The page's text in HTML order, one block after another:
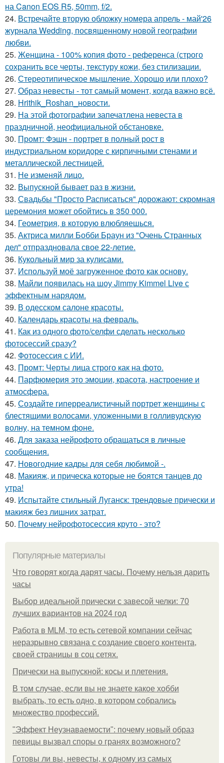
на Canon EOS R5, 50mm, f/2.
24. Встречайте вторую обложку номера апрель - май'26
журнала Wedding, посвященному новой географии
любви.
25. Женщина - 100% копия фото - референса (строго
сохранить все черты, текстуру кожи, без стилизации.
26. Стереотипическое мышление. Хорошо или плохо?
27. Образ невесты - тот самый момент, когда важно всё.
28. Hrithik_Roshan_новости.
29. На этой фотографии запечатлена невеста в
праздничной, неофициальной обстановке.
30. Промт: Фэшн - портрет в полный рост в
индустриальном коридоре с кирпичными стенами и
металлической лестницей.
31. Не изменяй лицо.
32. Выпускной бывает раз в жизни.
33. Свадьбы "Просто Расписаться" дорожают: скромная
церемония может обойтись в 350 000.
34. Геометрия, в которую влюбляешься.
35. Актриса милли Бобби Браун из "Очень Странных
дел" отпраздновала свое 22-летие.
36. Кукольный мир за кулисами.
37. Используй моё загруженное фото как основу.
38. Майли появилась на шоу Jimmy Kimmel Live с
эффектным нарядом.
39. В одесском салоне красоты.
40. Календарь красоты на февраль.
41. Как из одного фото/селфи сделать несколько
фотосессий сразу?
42. Фотосессия с ИИ.
43. Промт: Черты лица строго как на фото.
44. Парфюмерия это эмоции, красота, настроение и
атмосфера.
45. Создайте гиперреалистичный портрет женщины с
блестящими волосами, уложенными в голливудскую
волну, на темном фоне.
46. Для заказа нейрофото обращаться в личные
сообщения.
47. Новогодние кадры для себя любимой -.
48. Макияж, и прическа которые не боятся танцев до
утра!
49. Испытайте стильный Луганск: трендовые прически и
макияж без лишних затрат.
50. Почему нейрофотосессия круто - это?
Популярные материалы
Что говорят когда дарят часы. Почему нельзя дарить
часы
Выбор идеальной прически с завесой челки: 70
лучших вариантов на 2024 год
Работа в MLM, то есть сетевой компании сейчас
неразрывно связана с создание своего контента,
своей страницы в соц сетях.
Прически на выпускной: косы и плетения.
В том случае, если вы не знаете какое хобби
выбрать, то есть одно, в котором собрались
множество профессий.
"Эффект Неузнаваемости": почему новый образ
певицы вызвал споры о гранях возможного?
Готовы ли вы, невесты, к одному из самых